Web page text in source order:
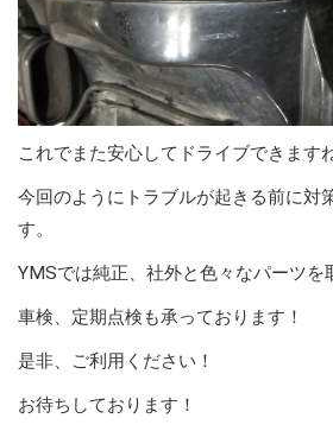
これでまた安心してドライブできます
今回のようにトラブルが起きる前に対
す。
YMSでは純正、社外と色々なパーツを
車検、定期点検も承っております！
是非、ご利用ください！
お待ちしております！